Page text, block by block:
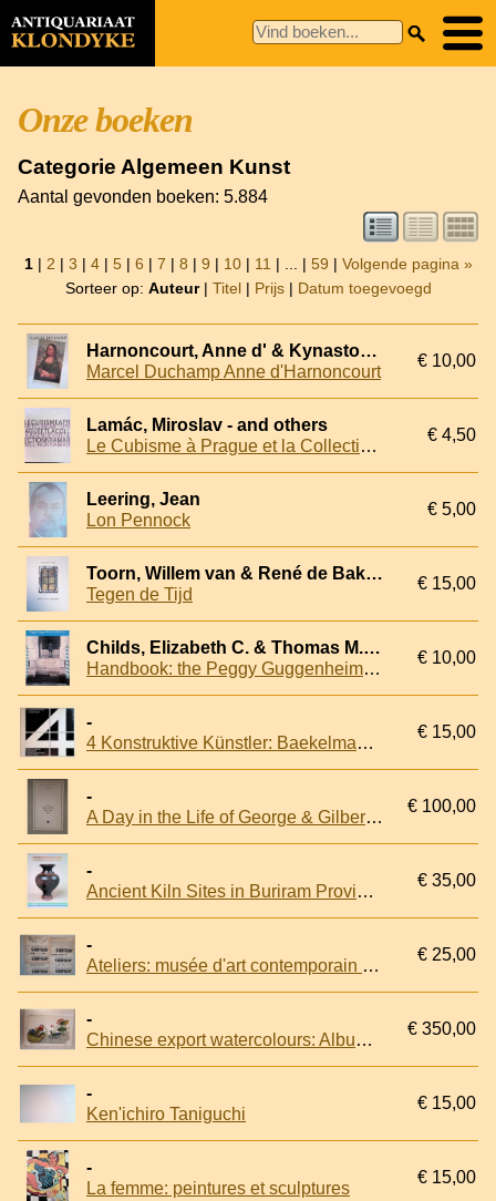
Onze boeken
Categorie Algemeen Kunst
Aantal gevonden boeken: 5.884
1| 2 | 3 | 4| 5 | 6 | 7 | 8 | 9 | 10| 11 | ... | 59 | Volgende pagina »
Sorteer op: Auteur| Titel| Prijs| Datum toegevoegd
Harnoncourt, Anne d' & Kynaston McShine
Marcel Duchamp Anne d'Harnoncourt
€ 10,00
Lamác, Miroslav - and others
Le Cubisme à Prague et la Collection Kramár
€ 4,50
Leering, Jean
Lon Pennock
€ 5,00
Toorn, Willem van & René de Bakker
Tegen de Tijd
€ 15,00
Childs, Elizabeth C. & Thomas M. Messer
Handbook: the Peggy Guggenheim Collection
€ 10,00
-
4 Konstruktive Künstler: Baekelmans, Horvath, Vandenbranden, Verstockt
€ 15,00
-
A Day in the Life of George & Gilbert the sculptors
€ 100,00
-
Ancient Kiln Sites in Buriram Province
€ 35,00
-
Ateliers: musée d'art contemporain (6 issues)
€ 25,00
-
Chinese export watercolours: Album with 13 watercolours, circa 1880-1900
€ 350,00
-
Ken'ichiro Taniguchi
€ 15,00
-
La femme: peintures et sculptures
€ 15,00